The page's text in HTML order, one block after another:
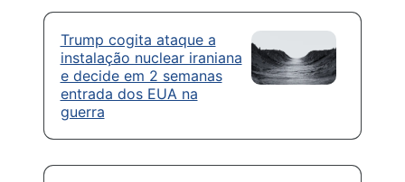
Trump cogita ataque a
instalação nuclear iraniana
e decide em 2 semanas
entrada dos EUA na
guerra